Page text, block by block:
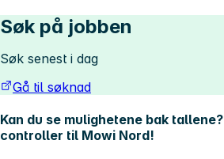
Søk på jobben
Søk senest i dag
Gå til søknad
Kan du se mulighetene bak tallene?
controller til Mowi Nord!